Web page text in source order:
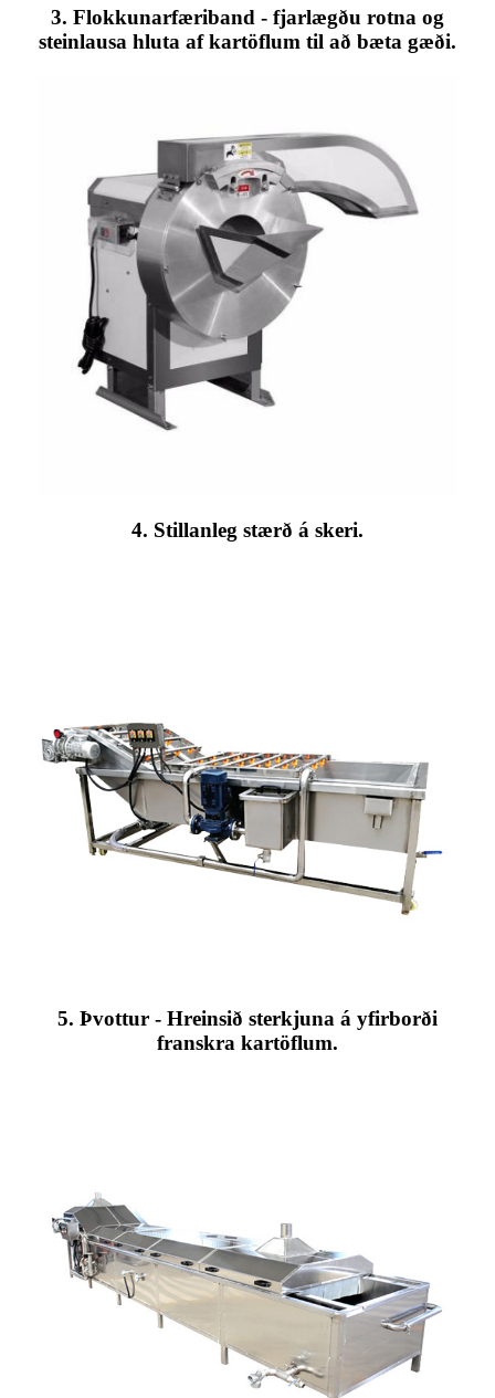
3. Flokkunarfæriband - fjarlægðu rotna og
steinlausa hluta af kartöflum til að bæta gæði.
4. Stillanleg stærð á skeri.
5. Þvottur - Hreinsið sterkjuna á yfirborði
franskra kartöflum.